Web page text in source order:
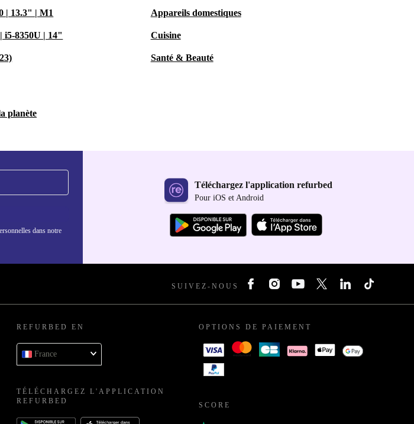
| 13.3" | M1
i5-8350U | 14"
Appareils domestiques
Cuisine
Santé & Beauté
planète
dans notre
Téléchargez l'application refurbed
Pour iOS et Android
SUIVEZ-NOUS
REFURBED EN
France
TÉLÉCHARGEZ L'APPLICATION
REFURBED
OPTIONS DE PAIEMENT
SCORE